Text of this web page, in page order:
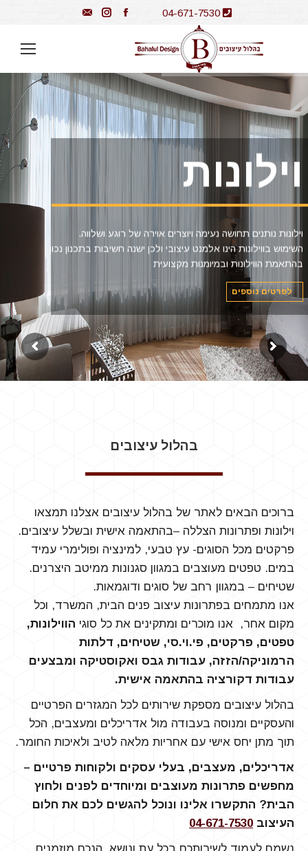
04-671-7530
Facebook
Instagram
וילונות
וילונות נותנים תחושה נעימה ויוצרים אוירה של רוגע ושלווה.
השימוש בווילונות הינו אלמנט עיצובי ולכן ישנה חשיבות בתכנון נכון
בהתאמת הווילונות ובמיומנות מקצועית
לפרטים נוספים
בהלול עיצובים
ברוכים הבאים לאתר של בהלול עיצובים אצלנו תמצאו
וילונות ופתרונות הצללה –בהתאמה אישית ובשלל עיצובים.
פרקטים מכל הסוגים- עץ טבעי, למינציה ופולימרי עמיד
במים. טפטים מעוצבים במגוון סגנונות ממיטב היצרנים.
שטיחים – במגוון רחב של סוגים ודוגמאות.
אנו מתמחים בפתרונות עיצוב פנים הבית, המשרד, וכל
מקום אחר, אנו מוכרים ומתקינים את כל סוגי הווילונות,
טפטים, פרקטים, פי.וי.סי, שטיחים, דלתות
הרמוניקה/הזזה, עבודות גבס ואקוסטיקה ומבצעים
עבודות דקורציה בהתאמה אישית.
בהלול עיצובים מספקת שירותים לכל המגזרים הפרטיים
והעסקיים ומנוסה בעבודה מול אדריכלים ומעצבים, הכל
תוך מתן יחס אישי עם אחריות מלאה לטיב ולאיכות החומר.
אדריכלים, מעצבים, בעלי עסקים ולקוחות פרטיים –
מחפשים פתרונות מעוצבים ומיוחדים לפנים ולחוץ
הבית? התקשרו אלינו ונוכל להגשים לכם את חלום
העיצוב 04-671-7530